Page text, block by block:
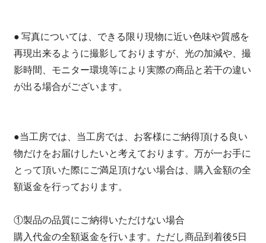
● 写真については、できる限り現物に近い色味や質感を
再現出来るように撮影しておりますが、光の加減や、撮
影時間、モニター環境等により実際の商品と若干の違い
が出る場合がございます。
●当工房では、当工房では、お客様にご納得頂ける良い
物だけをお届けしたいと考えております。万が一お手に
とって頂いた際にご満足頂けない場合は、購入金額の全
額返金を行っております。
①製品の品質にご納得いただけない場合
購入代金の全額返金を行います。ただし商品到着後5日